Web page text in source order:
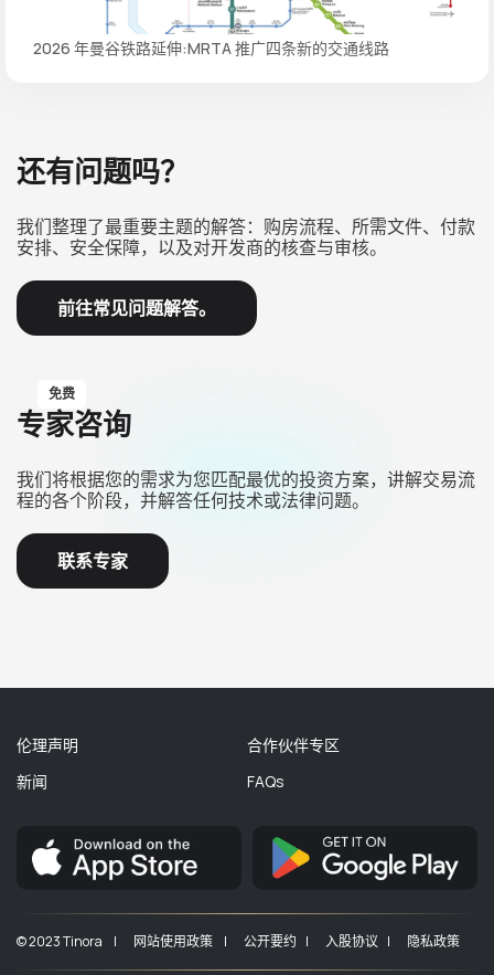
2026 年曼谷铁路延伸:MRTA 推广四条新的交通线路
还有问题吗？
我们整理了最重要主题的解答：购房流程、所需文件、付款
安排、安全保障，以及对开发商的核查与审核。
前往常见问题解答。
免费
专家咨询
我们将根据您的需求为您匹配最优的投资方案，讲解交易流
程的各个阶段，并解答任何技术或法律问题。
联系专家
伦理声明
新闻
合作伙伴专区
FAQs
© 2023 Tinora | 网站使用政策 | 公开要约 | 入股协议 | 隐私政策